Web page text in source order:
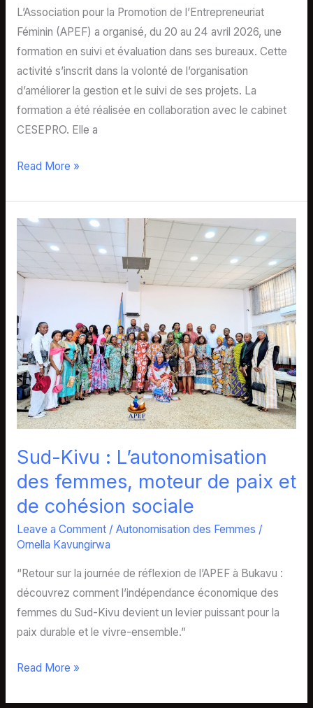
L’Association pour la Promotion de l’Entrepreneuriat
Féminin (APEF) a organisé, du 20 au 24 avril 2026, une
formation en suivi et évaluation dans ses bureaux. Cette
activité s’inscrit dans la volonté de l’organisation
d’améliorer la gestion et le suivi de ses projets. La
formation a été réalisée en collaboration avec le cabinet
CESEPRO. Elle a
Read More »
Sud-Kivu : L’autonomisation
des femmes, moteur de paix et
de cohésion sociale
Leave a Comment / Autonomisation des Femmes /
Ornella Kavungirwa
“Retour sur la journée de réflexion de l’APEF à Bukavu :
découvrez comment l’indépendance économique des
femmes du Sud-Kivu devient un levier puissant pour la
paix durable et le vivre-ensemble.”
Sud-
Kivu
L’autonomisation
des
femmes,
moteur
de
paix
et
de
sociale
Read More »